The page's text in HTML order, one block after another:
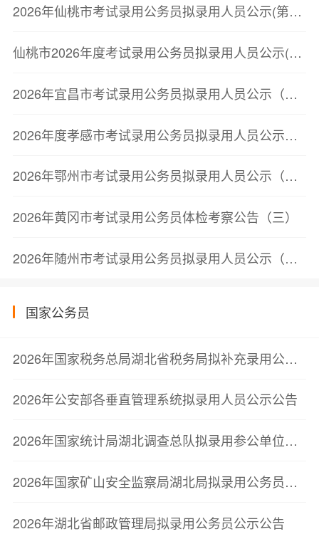
2026年仙桃市考试录用公务员拟录用人员公示(第二批)
仙桃市2026年度考试录用公务员拟录用人员公示(第二批)
2026年宜昌市考试录用公务员拟录用人员公示（第二批）
2026年度孝感市考试录用公务员拟录用人员公示（第二批）
2026年鄂州市考试录用公务员拟录用人员公示（第三批）
2026年黄冈市考试录用公务员体检考察公告（三）
2026年随州市考试录用公务员拟录用人员公示（第三批）
国家公务员
2026年国家税务总局湖北省税务局拟补充录用公务员公示公告（第一批）
2026年公安部各垂直管理系统拟录用人员公示公告
2026年国家统计局湖北调查总队拟录用参公单位工作人员公示公告
2026年国家矿山安全监察局湖北局拟录用公务员公示公告
2026年湖北省邮政管理局拟录用公务员公示公告